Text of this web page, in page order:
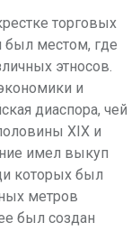
торговых
был местом, где
этносов.
и
диаспора, чей
XIX и
имел выкуп
которых был
метров
был создан